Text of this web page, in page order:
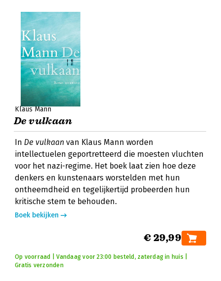
Klaus Mann
De vulkaan
In De vulkaan van Klaus Mann worden
intellectuelen geportretteerd die moesten vluchten
voor het nazi-regime. Het boek laat zien hoe deze
denkers en kunstenaars worstelden met hun
ontheemdheid en tegelijkertijd probeerden hun
kritische stem te behouden.
Boek bekijken
€ 29,99
Op voorraad | Vandaag voor 23:00 besteld, zaterdag in huis |
Gratis verzonden